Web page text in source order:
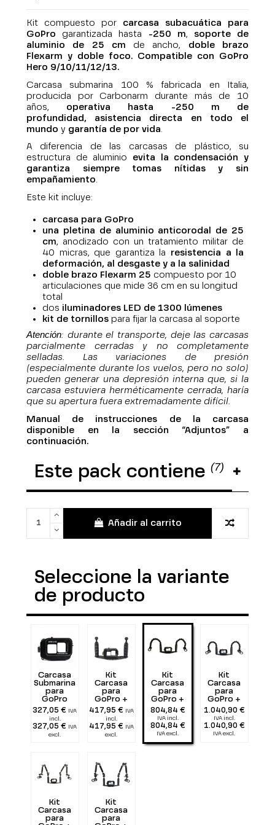
Kit compuesto por carcasa subacuática para
GoPro garantizada hasta -250 m, soporte de
aluminio de 25 cm de ancho, doble brazo
Flexarm y doble foco. Compatible con GoPro
Hero 9/10/11/12/13.
Carcasa submarina 100 % fabricada en Italia,
producida por Carbonarm durante más de 10
años, operativa hasta -250 m de
profundidad, asistencia directa en todo el
mundo y garantía de por vida
A diferencia de las carcasas de plástico, su
estructura de aluminio evita la condensación y
garantiza siempre tomas nítidas y sin
empañamiento.
Este kit incluye:
carcasa para GoPro
una pletina de aluminio anticorodal de 25
cm, anodizado con un tratamiento militar de
40 micras, que garantiza la resistencia a la
deformación, al desgaste y a la salinidad
doble brazo Flexarm 25 compuesto por 10
articulaciones que mide 36 cm en su longitud
total
dos iluminadores LED de 1300 lúmenes
kit de tornillos para fijar la carcasa al soporte
Atención: durante el transporte, deje las carcasas
parcialmente cerradas y no completamente
selladas. Las variaciones de presión
(especialmente durante los vuelos, pero no solo)
pueden generar una depresión interna que, si la
carcasa estuviera herméticamente cerrada, haría
que su apertura fuera extremadamente difícil.
Manual de instrucciones de la carcasa
disponible en la sección “Adjuntos” a
continuación.
Este pack contiene (7)
Añadir al carrito
Seleccione la variante
de producto
Carcasa
Submarina
para
GoPro
327,05 €
IVA
incl.
327,05 €
IVA
excl.
Kit
Carcasa
para
GoPro +
Pletina 25
cm con
doble
Puño
417,95 €
IVA
incl.
417,95 €
IVA
excl.
Kit
Carcasa
para
GoPro +
Pletina 25
cm + doble
Flexarm 25
+ dos 1300
804,84 €
IVA incl.
804,84 €
IVA excl.
Kit
Carcasa
para
GoPro +
Pletina 25
cm + doble
Flexarm 25
+ dos 2900
1.040,90 €
IVA incl.
1.040,90 €
IVA excl.
Kit
Carcasa
para
Kit
Carcasa
para